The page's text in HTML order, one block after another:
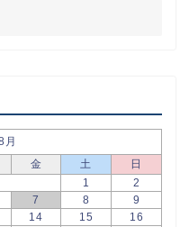
金 土
日
1
2
7 8
9
14 15
16